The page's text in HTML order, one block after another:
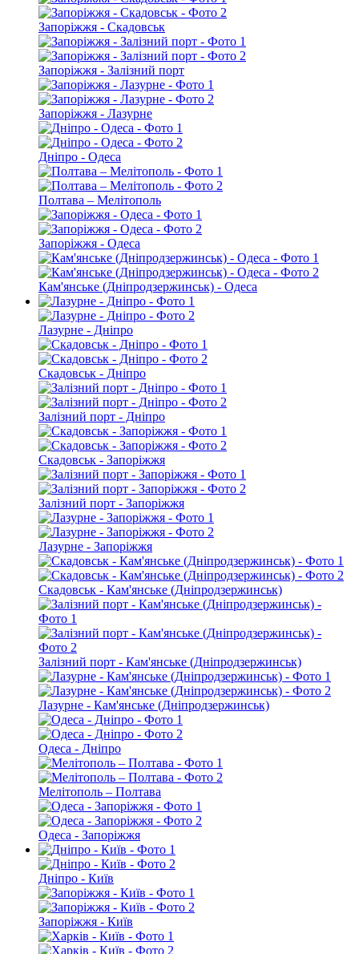
Запоріжжя - Скадовськ
Запоріжжя - Залізний порт
Запоріжжя - Лазурне
Дніпро - Одеса
Полтава – Мелітополь
Запоріжжя - Одеса
Кам'янське (Дніпродзержинськ) - Одеса
Лазурне - Дніпро
Скадовськ - Дніпро
Залізний порт - Дніпро
Скадовськ - Запоріжжя
Залізний порт - Запоріжжя
Лазурне - Запоріжжя
Скадовськ - Кам'янське (Дніпродзержинськ)
Залізний порт - Кам'янське (Дніпродзержинськ)
Лазурне - Кам'янське (Дніпродзержинськ)
Одеса - Дніпро
Мелітополь – Полтава
Одеса - Запоріжжя
Дніпро - Київ
Запоріжжя - Київ